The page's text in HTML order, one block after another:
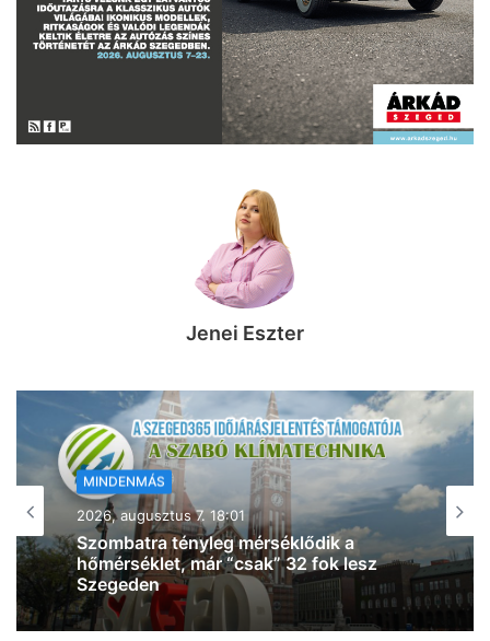
Jenei Eszter
MINDENMÁS
2026, augusztus 7. 17:54
Baleset történt Szegeden – egy rolleres
esett el a Csillag tér közelében